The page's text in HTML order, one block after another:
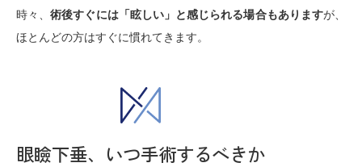
時々、術後すぐには「眩しい」と感じられる場合もありますが、
ほとんどの方はすぐに慣れてきます。
眼瞼下垂、いつ手術するべきか